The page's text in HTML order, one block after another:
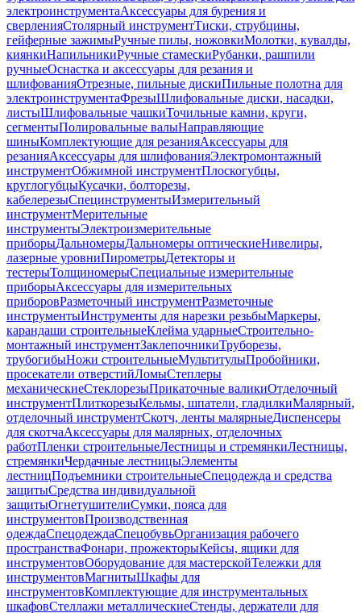
электроинструментаАксессуары для бурения и
сверленияСтолярный инструментТиски, струбцины,
гейферные зажимыРучные пилы, ножовкиМолотки, кувалды,
киянкиНапильникиРучные стамескиРубанки, рашпили
ручныеОснастка и аксессуары для резания и
шлифованияОтрезные, пильные дискиПильные полотна для
электроинструментаФрезыШлифовальные диски, насадки,
листыШлифовальные чашкиТочильные камни, круги,
сегментыПолировальные валыНаправляющие
шиныКомплектующие для резанияАксессуары для
резанияАксессуары для шлифованияЭлектромонтажный
инструментОбжимной инструментПлоскогубцы,
круглогубцыКусачки, болторезы,
кабелерезыСпецинструментыИзмерительный
инструментМерительные
инструментыЭлектроизмерительные
приборыДальномерыДальномеры оптическиеНивелиры,
лазерные уровниПирометрыДетекторы и
тестерыТолщиномерыСпециальные измерительные
приборыАксессуары для измерительных
приборовРазметочный инструментРазметочные
инструментыИнструменты для нарезки резьбыМаркеры,
карандаши строительныеКлейма ударныеСтроительно-
монтажный инструментЗаклепочникиТруборезы,
трубогибыНожи строительныеМультитулыПробойники,
просекатели отверстийЛомыСтеплеры
механическиеСтеклорезыПрикаточные валикиОтделочный
инструментПлиткорезыКельмы, шпатели, гладилкиМалярный,
отделочный инструментСкотч, ленты малярныеДиспенсеры
для скотчаАксессуары для малярных, отделочных
работПленки строительныеЛестницы и стремянкиЛестницы,
стремянкиЧердачные лестницыЭлементы
лестницПодъемники строительныеСпецодежда и средства
защитыСредства индивидуальной
защитыОгнетушителиСумки, пояса для
инструментовПроизводственная
одеждаСпецодеждаСпецобувьОрганизация рабочего
пространстваФонари, прожекторыКейсы, ящики для
инструментовОборудование для мастерскойТележки для
инструментовМагнитыШкафы для
инструментовКомплектующие для инструментальных
шкафовСтеллажи металлическиеСтенды, держатели для